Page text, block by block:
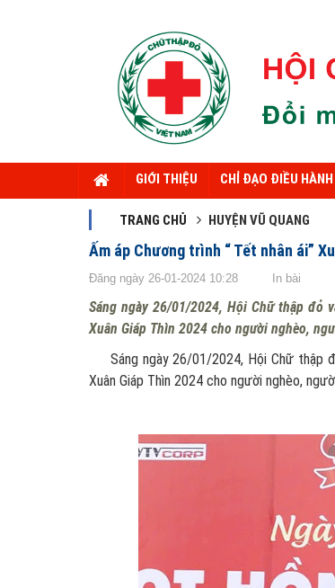
GIỚI THIỆU CHỈ ĐẠO ĐIỀU HÀNH
TRANG CHỦ HUYỆN VŨ QUANG
Ấm áp Chương trình “ Tết nhân ái”
Đăng ngày 26-01-2024 10:28 In bài
Sáng ngày 26/01/2024, Hội Chữ thập đỏ
Xuân Giáp Thìn 2024 cho người nghèo,
Sáng ngày 26/01/2024, Hội Chữ thập
Xuân Giáp Thìn 2024 cho người nghèo,